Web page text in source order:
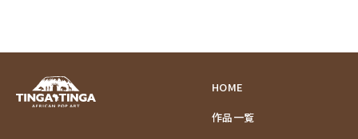
HOME
作品一覧